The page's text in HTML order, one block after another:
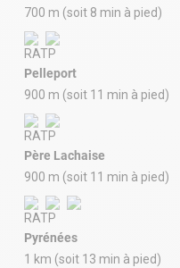
700 m (soit 8 min à pied)
Pelleport
900 m (soit 11 min à pied)
Père Lachaise
900 m (soit 11 min à pied)
Pyrénées
1 km (soit 13 min à pied)